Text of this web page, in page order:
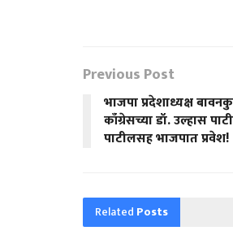
Previous Post
भाजपा प्रदेशाध्यक्ष
काँग्रेसच्या डॉ. उल्हास
पाटीलसह भाजपात प्रवेश!
Related Posts